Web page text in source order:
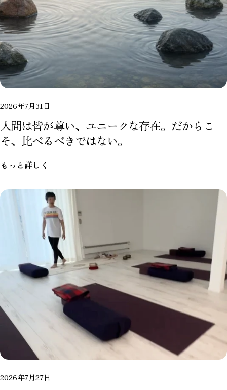
2026年7月31日
人間は皆が尊い、ユニークな存在。だからこ
そ、比べるべきではない。
もっと詳しく
2026年7月27日